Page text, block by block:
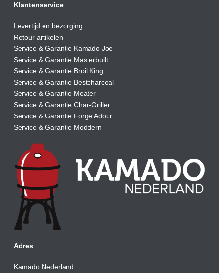
Klantenservice
Levertijd en bezorging
Retour artikelen
Service & Garantie Kamado Joe
Service & Garantie Masterbuilt
Service & Garantie Broil King
Service & Garantie Bestcharcoal
Service & Garantie Meater
Service & Garantie Char-Griller
Service & Garantie Forge Adour
Service & Garantie Moddern
Adres
Kamado Nederland